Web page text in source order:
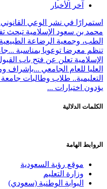
آخر الأخبار
استمرارًا في نشر الوعي
محمد بن سعود الإسلامية تبحث
الطب، وجمعية الرضاعة
تنظم معرضا توعويا بمناسبة ...
الإسلامية تعلن عن فتح باب
العليا للعام الجامعي ...بإشراف
التعليمية.. طلاب وطالبات
يؤدون اختبارات ...
الكلمات الدلالية
الروابط الهامة
موقع رؤية السعودية
وزارة التعليم
البوابة الوطنية (سعودي)